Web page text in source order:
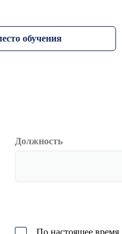
обучения
Должность